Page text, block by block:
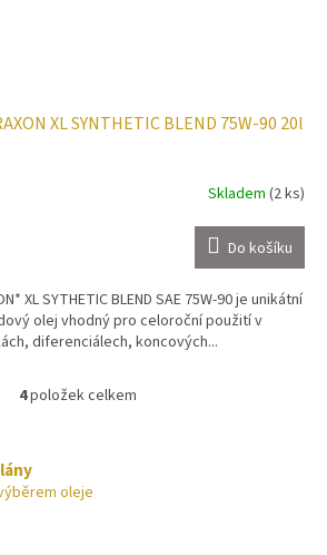
XL SYNTHETIC BLEND 75W-90 20l
Skladem (2 ks)
Do košíku
XL SYTHETIC BLEND SAE 75W-90 je unikátní
olej vhodný pro celoroční použití v
diferenciálech, koncových...
O
d
4položek celkem
oleje